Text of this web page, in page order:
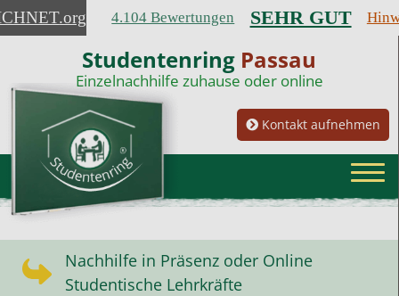
.org 4.104 Bewertungen SEHR GUT
Studentenring Passau
Einzelnachhilfe zuhause oder online
Kontakt aufnehmen
Nachhilfe in Präsenz oder Online
Studentische Lehrkräfte